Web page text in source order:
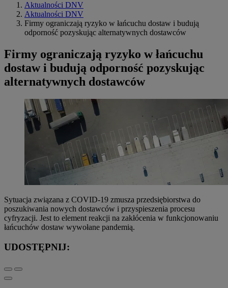
Aktualności DNV
Aktualności DNV
Firmy ograniczają ryzyko w łańcuchu dostaw i budują
odporność pozyskując alternatywnych dostawców
Firmy ograniczają ryzyko w łańcuchu
dostaw i budują odporność pozyskując
alternatywnych dostawców
Sytuacja związana z COVID-19 zmusza przedsiębiorstwa do
poszukiwania nowych dostawców i przyspieszenia procesu
cyfryzacji. Jest to element reakcji na zakłócenia w funkcjonowaniu
łańcuchów dostaw wywołane pandemią.
UDOSTĘPNIJ: